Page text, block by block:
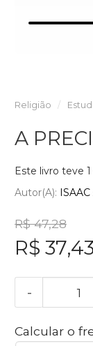
Religião
A
Este livro teve
Autor(a):
R$ 47,28
R$ 37,43
-
Calcular o